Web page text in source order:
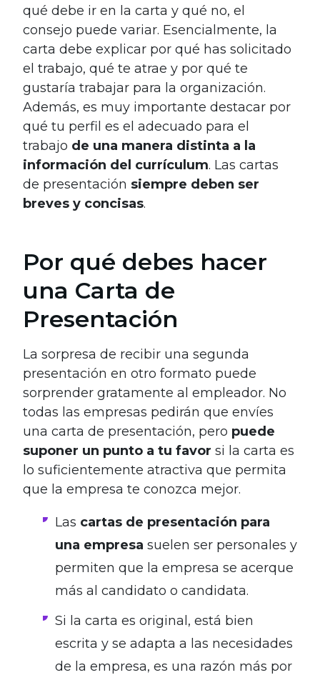
qué debe ir en la carta y qué no, el
consejo puede variar. Esencialmente, la
carta debe explicar por qué has solicitado
el trabajo, qué te atrae y por qué te
gustaría trabajar para la organización.
Además, es muy importante destacar por
qué tu perfil es el adecuado para el
trabajo de una manera distinta a la
información del currículum. Las cartas
de presentación siempre deben ser
breves y concisas.
Por qué debes hacer
una Carta de
Presentación
La sorpresa de recibir una segunda
presentación en otro formato puede
sorprender gratamente al empleador. No
todas las empresas pedirán que envíes
una carta de presentación, pero puede
suponer un punto a tu favor si la carta es
lo suficientemente atractiva que permita
que la empresa te conozca mejor.
Las cartas de presentación para
una empresa suelen ser personales y
permiten que la empresa se acerque
más al candidato o candidata.
Si la carta es original, está bien
escrita y se adapta a las necesidades
de la empresa, es una razón más por